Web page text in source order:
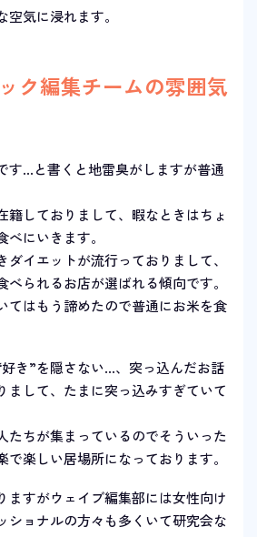
気に浸れます。
ク編集チームの雰囲気
す…と書くと地雷臭がしますが普通
籍しておりまして、暇なときはちょ
にいきます。
イエットが流行っておりまして、
られるお店が選ばれる傾向です。
てはもう諦めたので普通にお米を食
き”を隠さない…、突っ込んだお話
まして、たまに突っ込みすぎていて
たちが集まっているのでそういった
で楽しい居場所になっております。
ますがウェイブ編集部には女性向け
ショナルの方々も多くいて研究会な